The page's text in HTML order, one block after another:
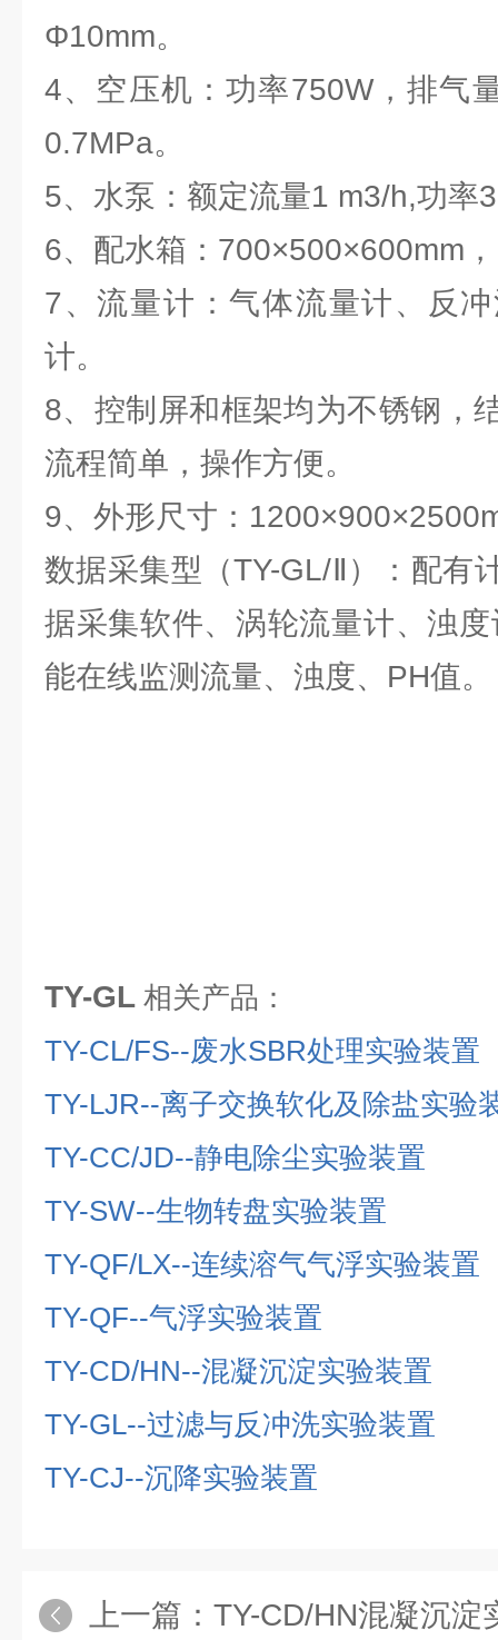
Φ10mm。
4、空压机：功率750W，排气
0.7MPa。
5、水泵：额定流量1 m3/h,功率
6、配水箱：700×500×600mm
7、流量计：气体流量计、反
计。
8、控制屏和框架均为不锈钢，
流程简单，操作方便。
9、外形尺寸：
数据采集型（TY-GL/Ⅱ）：配有
据采集软件、涡轮流量计、浊
能在线监测流量、浊度、PH值。
TY-GL 相关产品：
TY-CL/FS--废水SBR处理实验装置
TY-LJR--离子交换软化及除盐实验
TY-CC/JD--静电除尘实验装置
TY-SW--生物转盘实验装置
TY-QF/LX--连续溶气气浮实验装置
TY-QF--气浮实验装置
TY-CD/HN--混凝沉淀实验装置
TY-GL--过滤与反冲洗实验装置
TY-CJ--沉降实验装置
上一篇： TY-CD/HN混凝沉淀实验